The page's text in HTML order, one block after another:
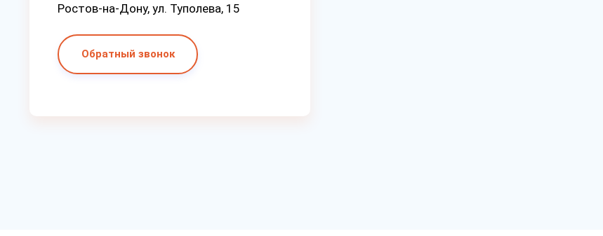
Ростов-на-Дону, ул. Туполева, 15
Обратный звонок